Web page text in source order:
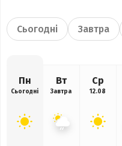
Сьогодні Завтра
Пн
Сьогодні
Вт
Завтра
Ср
12.08